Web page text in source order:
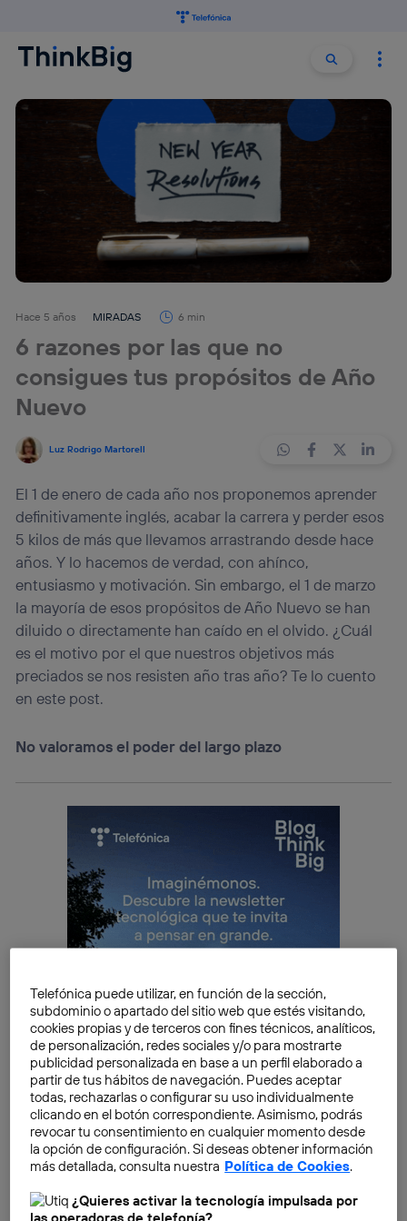
Buscar
Hace 5 años MIRADAS 6 min
6 razones por las que no
consigues tus propósitos de Año
Nuevo
Luz Rodrigo Martorell
El 1 de enero de cada año nos proponemos aprender
definitivamente inglés, acabar la carrera y perder esos
5 kilos de más que llevamos arrastrando desde hace
años. Y lo hacemos de verdad, con ahínco,
entusiasmo y motivación. Sin embargo, el 1 de marzo
la mayoría de esos propósitos de Año Nuevo se han
diluido o directamente han caído en el olvido. ¿Cuál
es el motivo por el que nuestros objetivos más
preciados se nos resisten año tras año? Te lo cuento
en este post.
No valoramos el poder del largo plazo
Como cuentaÁngel María Herrera, emprendedor y
mentor de propósito y desarrollo personal,
“sobreestimamos lo que podemos conseguir en un
año y subestimamos lo que podemos lograr en diez”.
Telefónica puede utilizar, en función de la sección,
subdominio o apartado del sitio web que estés visitando,
cookies propias y de terceros con fines técnicos, analíticos,
de personalización, redes sociales y/o para mostrarte
publicidad personalizada en base a un perfil elaborado a
partir de tus hábitos de navegación. Puedes aceptar
todas, rechazarlas o configurar su uso individualmente
clicando en el botón correspondiente. Asimismo, podrás
revocar tu consentimiento en cualquier momento desde
la opción de configuración. Si deseas obtener información
más detallada, consulta nuestra Política de Cookies.
¿Quieres activar la tecnología impulsada por